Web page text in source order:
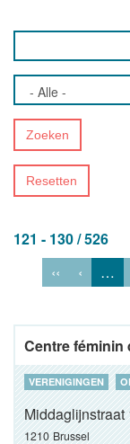
Zoeken
Resetten
121 - 130 / 526
‹‹
‹ …
Centre féminin
VERENIGINGEN
Middaglijnstraat
1210 Brussel